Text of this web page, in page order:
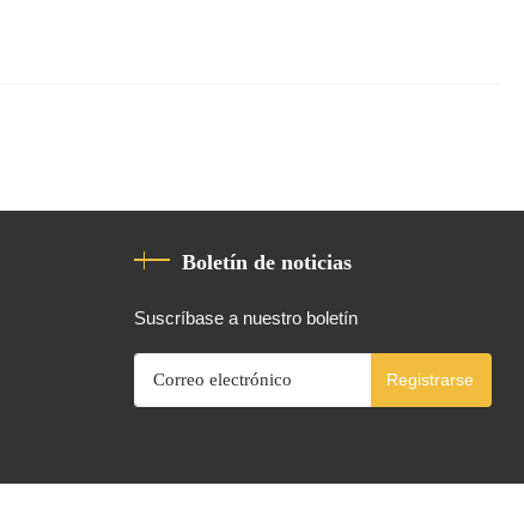
Boletín de noticias
Suscríbase a nuestro boletín
Registrarse